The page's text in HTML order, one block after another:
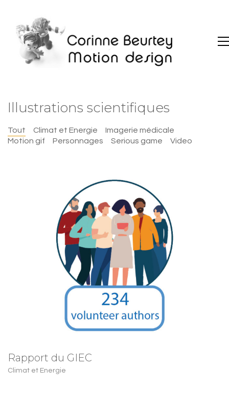
Illustrations scientifiques
Tout Climat et Energie
Imagerie médicale
Motion gif
Personnages Serious game Video
Rapport du GIEC
Climat et Energie